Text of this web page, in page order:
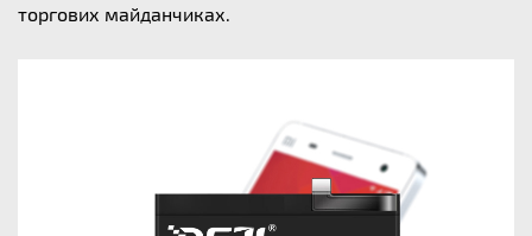
торгових майданчиках.